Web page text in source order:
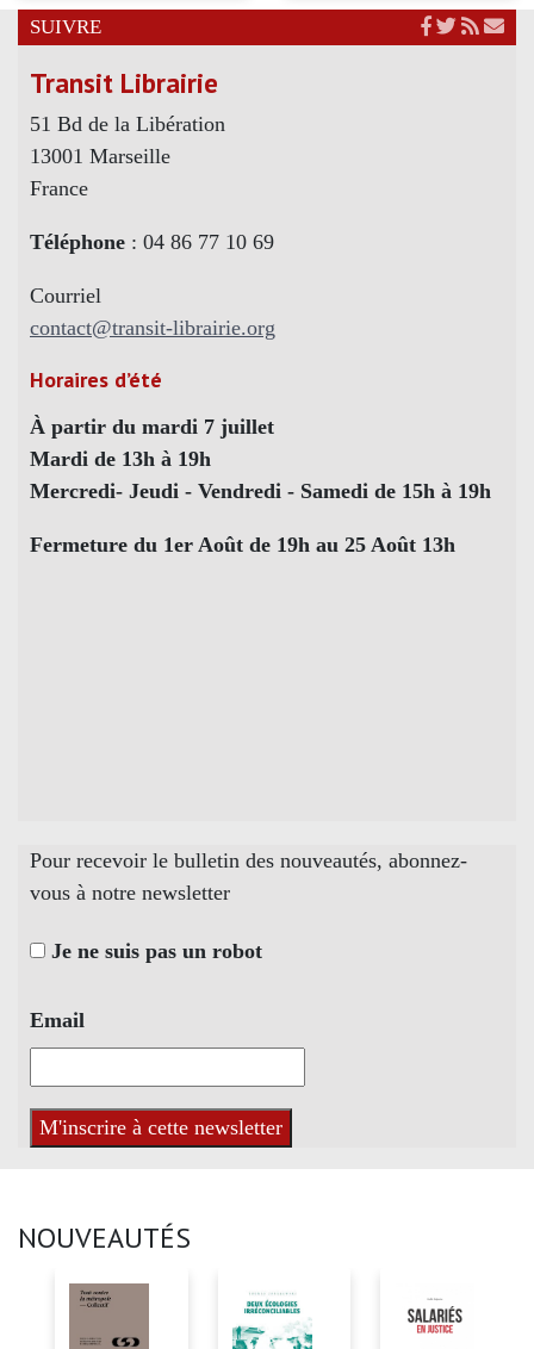
SUIVRE
Transit Librairie
51 Bd de la Libération
13001 Marseille
France
Téléphone : 04 86 77 10 69
Courriel
contact@transit-librairie.org
Horaires d’été
À partir du mardi 7 juillet
Mardi de 13h à 19h
Mercredi- Jeudi - Vendredi - Samedi de 15h à 19h
Fermeture du 1er Août de 19h au 25 Août 13h
Pour recevoir le bulletin des nouveautés, abonnez-
vous à notre newsletter
Je ne suis pas un robot
Email
NOUVEAUTÉS